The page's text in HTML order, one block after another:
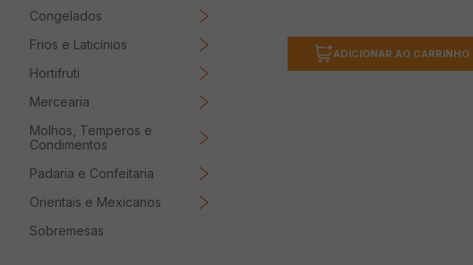
Congelados
Frios e Laticínios
Hortifruti
Mercearia
Molhos, Temperos e
Condimentos
Padaria e Confeitaria
Orientais e Mexicanos
Sobremesas
ADICIONAR AO CARRINHO